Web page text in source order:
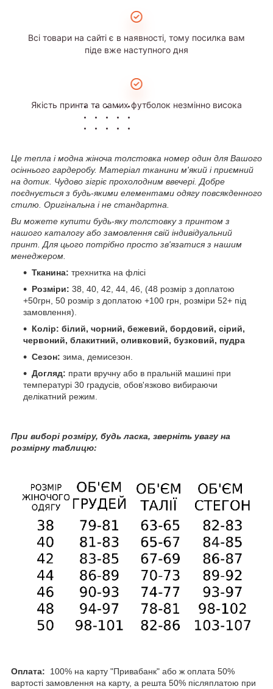
Всі товари на сайті є в наявності, тому посилка вам
піде вже наступного дня
Якість принта та самих футболок незмінно висока
Це тепла і модна жіноча толстовка номер один для Вашого
осіннього гардеробу. Матеріал тканини м'який і приємний
на дотик. Чудово зігріє прохолодним ввечері. Добре
поєднується з будь-якими елементами одягу повсякденного
стилю. Оригінальна і не стандартна.
Ви можете купити будь-яку толстовку з принтом з
нашого каталогу або замовлення свій індивідуальний
принт. Для цього потрібно просто зв'язатися з нашим
менеджером.
Тканина: трехнитка на флісі
Розміри: 38, 40, 42, 44, 46, (48 розмір з доплатою
+50грн, 50 розмір з доплатою +100 грн, розміри 52+ під
замовлення).
Колір: білий, чорний, бежевий, бордовий, сірий,
червоний, блакитний, оливковий, бузковий, пудра
Сезон: зима, демисезон.
Догляд: прати вручну або в пральній машині при
температурі 30 градусів, обов'язково вибираючи
делікатний режим.
При виборі розміру, будь ласка, зверніть увагу на
розмірну таблицю:
Оплата:
100% на карту "Привабанк" або ж оплата 50%
вартості замовлення на карту, а решта 50% післяплатою при